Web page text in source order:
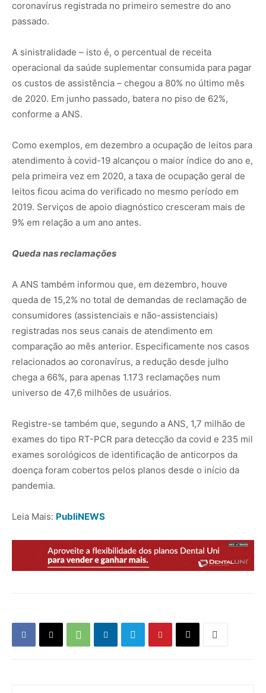
coronavírus registrada no primeiro semestre do ano
passado.
A sinistralidade – isto é, o percentual de receita
operacional da saúde suplementar consumida para pagar
os custos de assistência – chegou a 80% no último mês
de 2020. Em junho passado, batera no piso de 62%,
conforme a ANS.
Como exemplos, em dezembro a ocupação de leitos para
atendimento à covid-19 alcançou o maior índice do ano e,
pela primeira vez em 2020, a taxa de ocupação geral de
leitos ficou acima do verificado no mesmo período em
2019. Serviços de apoio diagnóstico cresceram mais de
9% em relação a um ano antes.
Queda nas reclamações
A ANS também informou que, em dezembro, houve
queda de 15,2% no total de demandas de reclamação de
consumidores (assistenciais e não-assistenciais)
registradas nos seus canais de atendimento em
comparação ao mês anterior. Especificamente nos casos
relacionados ao coronavírus, a redução desde julho
chega a 66%, para apenas 1.173 reclamações num
universo de 47,6 milhões de usuários.
Registre-se também que, segundo a ANS, 1,7 milhão de
exames do tipo RT-PCR para detecção da covid e 235 mil
exames sorológicos de identificação de anticorpos da
doença foram cobertos pelos planos desde o início da
pandemia.
Leia Mais: PubliNEWS